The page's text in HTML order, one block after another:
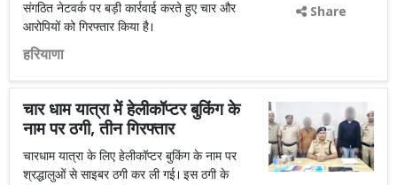
संगठित नेटवर्क पर बड़ी कार्रवाई करते हुए चार और
आरोपियों को गिरफ्तार किया है।
हरियाणा
Share
चार धाम यात्रा में हेलीकॉप्टर बुकिंग के
नाम पर ठगी, तीन गिरफ्तार
चारधाम यात्रा के लिए हेलीकॉप्टर बुकिंग के नाम पर
श्रद्धालुओं से साइबर ठगी कर ली गई। इस ठगी के